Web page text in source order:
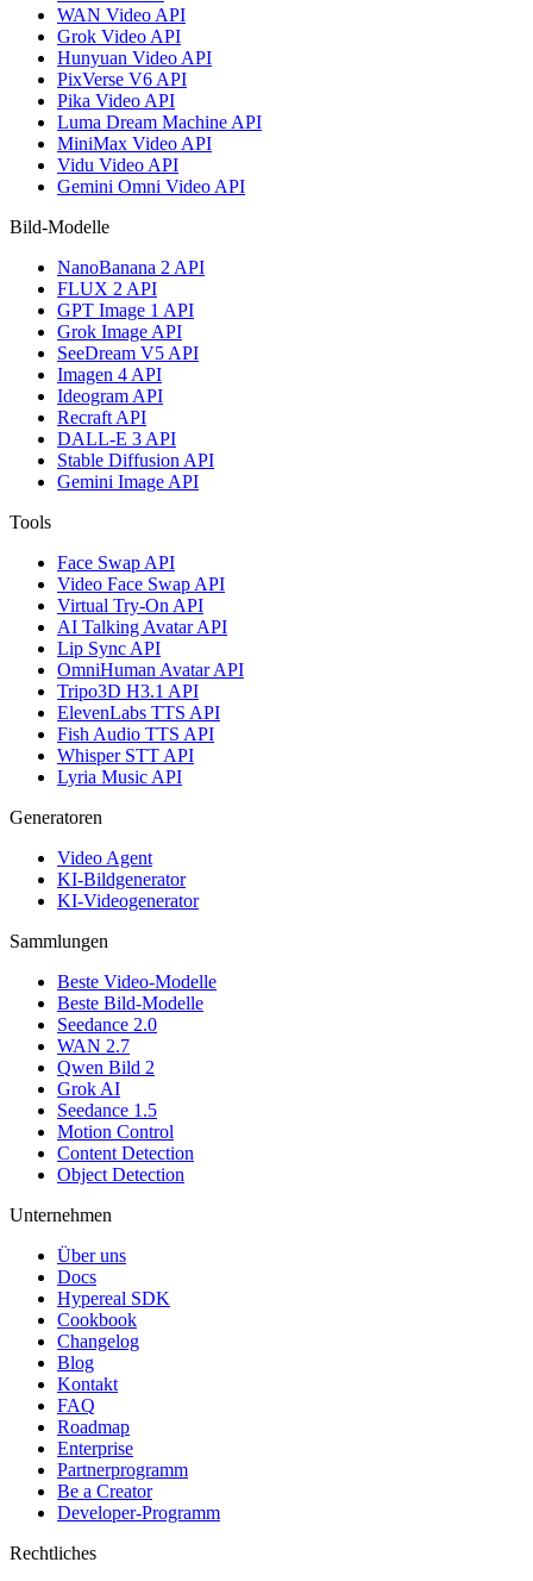
WAN Video API
Grok Video API
Hunyuan Video API
PixVerse V6 API
Pika Video API
Luma Dream Machine API
MiniMax Video API
Vidu Video API
Gemini Omni Video API
Bild-Modelle
NanoBanana 2 API
FLUX 2 API
GPT Image 1 API
Grok Image API
SeeDream V5 API
Imagen 4 API
Ideogram API
Recraft API
DALL-E 3 API
Stable Diffusion API
Gemini Image API
Tools
Face Swap API
Video Face Swap API
Virtual Try-On API
AI Talking Avatar API
Lip Sync API
OmniHuman Avatar API
Tripo3D H3.1 API
ElevenLabs TTS API
Fish Audio TTS API
Whisper STT API
Lyria Music API
Generatoren
Video Agent
KI-Bildgenerator
KI-Videogenerator
Sammlungen
Beste Video-Modelle
Beste Bild-Modelle
Seedance 2.0
WAN 2.7
Qwen Bild 2
Grok AI
Seedance 1.5
Motion Control
Content Detection
Object Detection
Unternehmen
Über uns
Docs
Hypereal SDK
Cookbook
Changelog
Blog
Kontakt
FAQ
Roadmap
Enterprise
Partnerprogramm
Be a Creator
Developer-Programm
Rechtliches